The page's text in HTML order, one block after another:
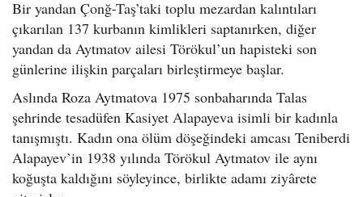
Bir yandan Çonğ-Taş’taki toplu mezardan kalıntıları
çıkarılan 137 kurbanın kimlikleri saptanırken, diğer
yandan da Aytmatov ailesi Törökul’un hapisteki son
günlerine ilişkin parçaları birleştirmeye başlar.
Aslında Roza Aytmatova 1975 sonbaharında Talas
şehrinde tesadüfen Kasiyet Alapayeva isimli bir kadınla
tanışmıştı. Kadın ona ölüm döşeğindeki amcası Teniberdi
Alapayev’in 1938 yılında Törökul Aytmatov ile aynı
koğuşta kaldığını söyleyince, birlikte adamı ziyârete